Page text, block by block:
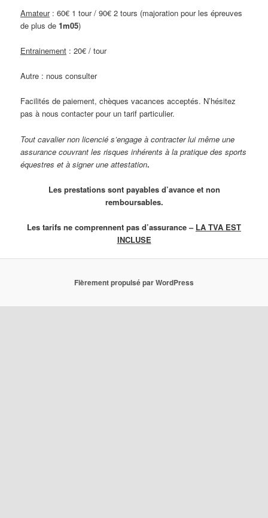
Amateur: 60€ 1 tour / 90€ 2 tours (majoration pour les épreuves
de plus de1m05)
Entrainement : 20€ / tour
Autre : nous consulter
Facilités de paiement, chèques vacances acceptés. N’hésitez
pas à nous contacter pour un tarif particulier.
Tout cavalier non licencié s’engage à contracter lui même une
assurance couvrant les risques inhérents à la pratique des sports
équestres et à signer une attestation.
Les prestations sont payables d’avance et non
remboursables.
Les tarifs ne comprennent pas d’assurance – LA TVA EST
INCLUSE
Fièrement propulsé par WordPress